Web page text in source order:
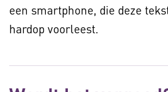
een smartphone, die deze
hardop voorleest.